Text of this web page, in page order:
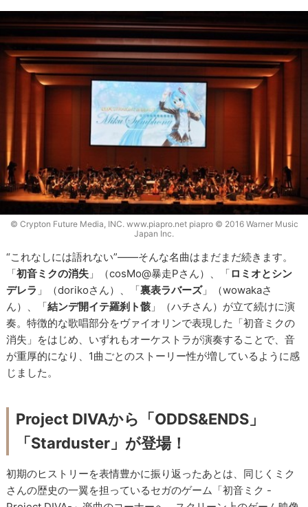
© Crypton Future Media, INC. www.piapro.net piapro © 2016 Warner Music
Japan Inc.
“これなしには語れない”――そんな名曲はまだまだ続きます。
「初音ミクの消失 」（cosMo@暴走Pさん）、「ロミオとシン
デレラ 」（dorikoさん）、「裏表ラバーズ」（wowakaさ
ん）、「結ンデ開イテ羅刹ト骸」（ハチさん）が立て続けに演
奏。特徴的な歌唱部分をヴァイオリンで表現した「初音ミクの
消失」をはじめ、いずれもオーケストラが演奏することで、音
が重厚的になり、1曲ごとのストーリー性が増しているように感
じました。
Project DIVAから「ODDS&ENDS」
「Starduster」が登場！
初期のヒストリーを表情豊かに振り返ったあとは、同じくミク
さんの歴史の一翼を担っているセガのゲーム「初音ミク -